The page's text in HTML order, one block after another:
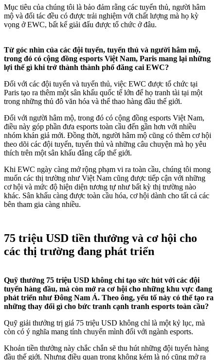
Mục tiêu của chúng tôi là bảo đảm rằng các tuyển thủ, người hâm
mộ và đối tác đều có được trải nghiệm với chất lượng mà họ kỳ
vọng ở EWC, bất kể giải đấu được tổ chức ở đâu.
Từ góc nhìn của các đội tuyển, tuyển thủ và người hâm mộ,
trong đó có cộng đồng esports Việt Nam, Paris mang lại những
lợi thế gì khi trở thành thành phố đăng cai EWC?
Đối với các đội tuyển và tuyển thủ, việc EWC được tổ chức tại
Paris tạo ra thêm một sân khấu quốc tế lớn để họ tranh tài tại một
trong những thủ đô văn hóa và thể thao hàng đầu thế giới.
Đối với người hâm mộ, trong đó có cộng đồng esports Việt Nam,
điều này góp phần đưa esports toàn cầu đến gần hơn với nhiều
nhóm khán giả mới. Đồng thời, người hâm mộ cũng có thêm cơ hội
theo dõi các đội tuyển, tuyển thủ và những câu chuyện mà họ yêu
thích trên một sân khấu đẳng cấp thế giới.
Khi EWC ngày càng mở rộng phạm vi ra toàn cầu, chúng tôi mong
muốn các thị trường như Việt Nam cũng được tiếp cận với những
cơ hội và mức độ hiện diện tương tự như bất kỳ thị trường nào
khác. Sân khấu càng được toàn cầu hóa, cơ hội dành cho tất cả các
bên tham gia càng nhiều.
75 triệu USD tiền thưởng và cơ hội cho
các thị trường đang phát triển
Quỹ thưởng 75 triệu USD không chỉ tạo sức hút với các đội
tuyển hàng đầu, mà còn mở ra cơ hội cho những khu vực đang
phát triển như Đông Nam Á. Theo ông, yếu tố này có thể tạo ra
những thay đổi gì cho bức tranh cạnh tranh esports toàn cầu?
Quỹ giải thưởng trị giá 75 triệu USD không chỉ là một kỷ lục, mà
còn có ý nghĩa mang tính chuyển mình đối với ngành esports.
Khoản tiền thưởng này chắc chắn sẽ thu hút những đội tuyển hàng
đầu thế giới. Nhưng điều quan trọng không kém là nó cũng mở ra